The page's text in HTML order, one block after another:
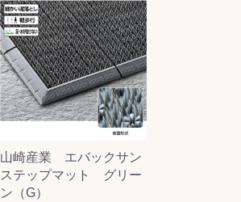
山崎産業 エバックサン
ステップマット グリー
ン（G）